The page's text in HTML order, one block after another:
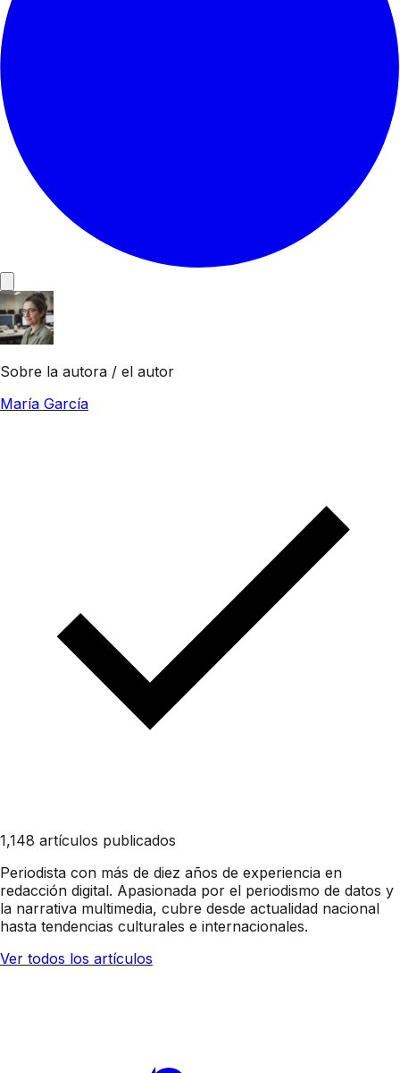
Sobre la autora / el autor
María García
1,148 artículos publicados
Periodista con más de diez años de experiencia en
redacción digital. Apasionada por el periodismo de datos y
la narrativa multimedia, cubre desde actualidad nacional
hasta tendencias culturales e internacionales.
Ver todos los artículos